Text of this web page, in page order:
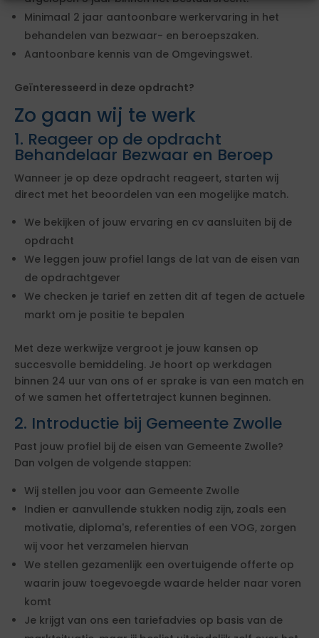
Minimaal 2 jaar aantoonbare werkervaring in het
behandelen van bezwaar- en beroepszaken.
Aantoonbare kennis van de Omgevingswet.
Geïnteresseerd in deze opdracht?
Zo gaan wij te werk
1. Reageer op de opdracht
Behandelaar Bezwaar en Beroep
Wanneer je op deze opdracht reageert, starten wij
direct met het beoordelen van een mogelijke match.
We bekijken of jouw ervaring en cv aansluiten bij de
opdracht
We leggen jouw profiel langs de lat van de eisen van
de opdrachtgever
We checken je tarief en zetten dit af tegen de actuele
markt om je positie te bepalen
Met deze werkwijze vergroot je jouw kansen op
succesvolle bemiddeling. Je hoort op werkdagen
binnen 24 uur van ons of er sprake is van een match en
of we samen het offertetraject kunnen beginnen.
2. Introductie bij Gemeente Zwolle
Past jouw profiel bij de eisen van Gemeente Zwolle?
Dan volgen de volgende stappen:
Wij stellen jou voor aan Gemeente Zwolle
Indien er aanvullende stukken nodig zijn, zoals een
motivatie, diploma's, referenties of een VOG, zorgen
wij voor het verzamelen hiervan
We stellen gezamenlijk een overtuigende offerte op
waarin jouw toegevoegde waarde helder naar voren
komt
Je krijgt van ons een tariefadvies op basis van de